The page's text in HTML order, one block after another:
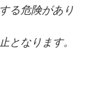
る危険があり
となります。